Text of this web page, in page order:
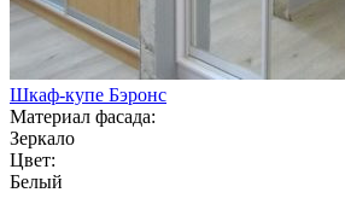
Шкаф-купе Бэронс
Материал фасада:
Зеркало
Цвет:
Белый